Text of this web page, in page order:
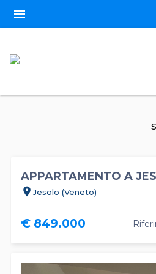
menu
APPARTAMENTO A
location_onJesolo (Veneto)
€ 849.000